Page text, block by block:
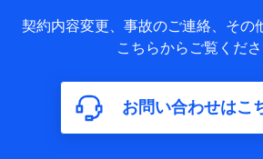
約に関する情報。例として、保険契約
名、住所、生年月日、性別、保険契約者
保険加入の目的、保険商品の内容、保険
年数などの情報、ペットの種類や年齢な
れます。
【共同して利用する者の範囲】
契約内容変更、事故のご連絡、その
こちらからご覧くださ
お問い合わせはこ